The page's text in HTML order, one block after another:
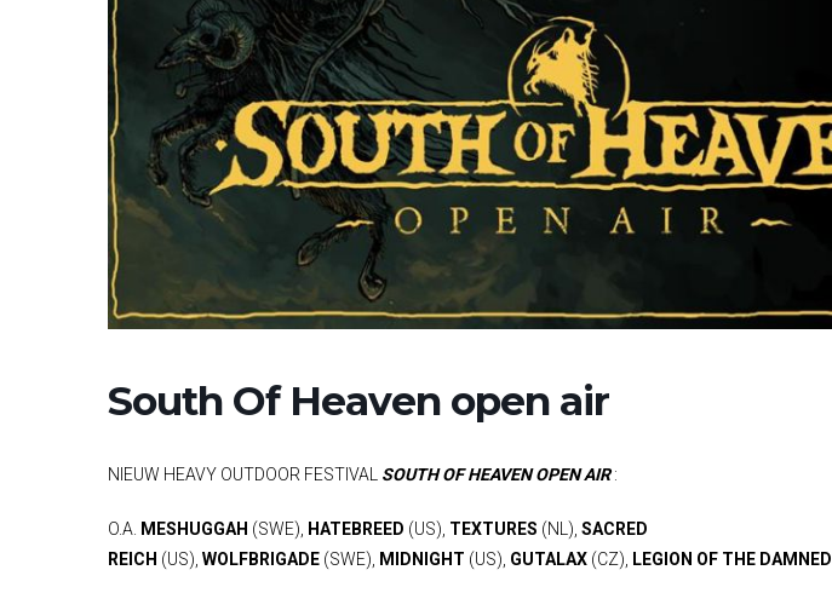
South Of Heaven open air
NIEUW HEAVY OUTDOOR FESTIVAL SOUTH OF HEAVEN OPEN AIR:
O.A. MESHUGGAH (SWE), HATEBREED (US), TEXTURES (NL), SACRED
REICH (US), WOLFBRIGADE (SWE), MIDNIGHT (US), GUTALAX (CZ), LEGION OF THE DAMNED